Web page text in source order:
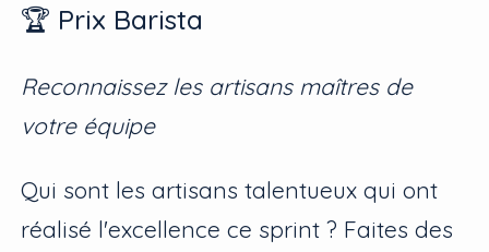
🏆 Prix Barista
Reconnaissez les artisans maîtres de
votre équipe
Qui sont les artisans talentueux qui ont
réalisé l'excellence ce sprint ? Faites des